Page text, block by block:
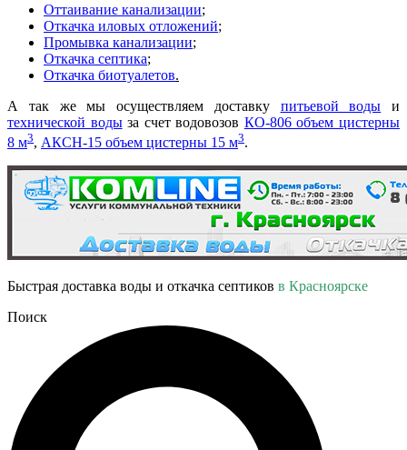
Оттаивание канализации;
Откачка иловых отложений;
Промывка канализации;
Откачка септика;
Откачка биотуалетов.
А так же мы осуществляем доставку питьевой воды и
технической водыза счет водовозов КО-806 объем цистерны
8 м3, АКСН-15 объем цистерны 15 м3.
Быстрая доставка воды и откачка септиков в Красноярске
Поиск